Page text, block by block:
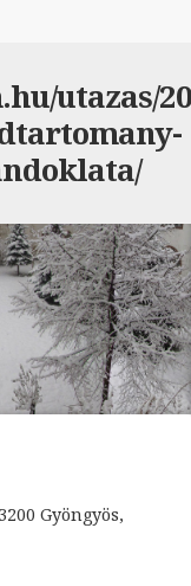
utazas/
Gyöngyös,